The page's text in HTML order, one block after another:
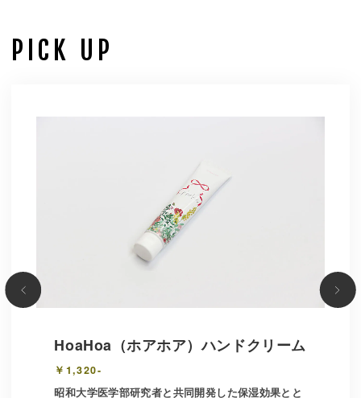
PICK UP
HoaHoa（ホアホア）ハンドクリーム
￥1,320-
昭和大学医学部研究者と共同開発した保湿効果とと